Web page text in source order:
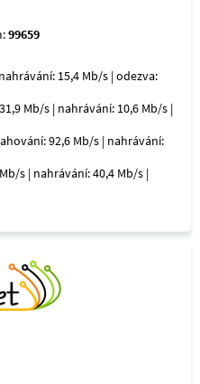
99659
15,4 Mb/s | odezva:
Mb/s | nahrávání: 10,6 Mb/s |
92,6 Mb/s | nahrávání:
s | nahrávání: 40,4 Mb/s |